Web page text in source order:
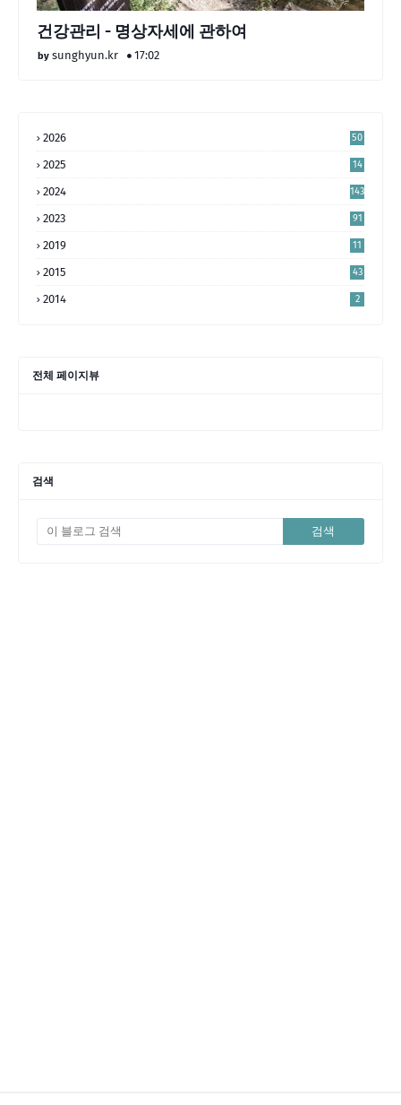
건강관리 - 명상자세에 관하여
sunghyun.kr 17:02
2026 50
2025
14
2024 143
2023 91
2019 11
2015 43
2014 2
전체 페이지뷰
검색